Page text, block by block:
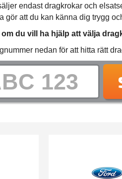
endast dragkrokar och
gör att du kan känna dig trygg
du vill ha hjälp att välja
nedan för att hitta rätt